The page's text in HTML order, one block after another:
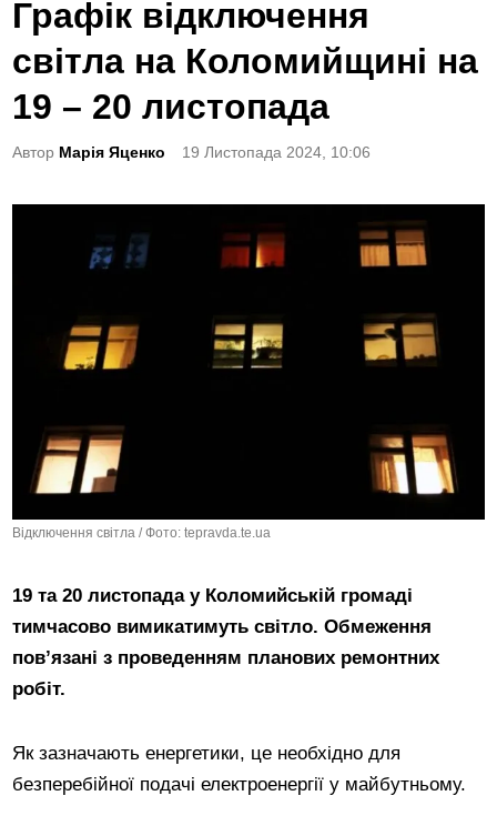
s
t
e
d
i
Графік відключення
світла на Коломийщині на
19 – 20 листопада
Автор Марія Яценко 19 Листопада 2024, 10:06
Відключення світла / Фото: tepravda.te.ua
19 та 20 листопада у Коломийській громаді
тимчасово вимикатимуть світло. Обмеження
пов’язані з проведенням планових ремонтних
робіт.
Як зазначають енергетики, це необхідно для
безперебійної подачі електроенергії у майбутньому.